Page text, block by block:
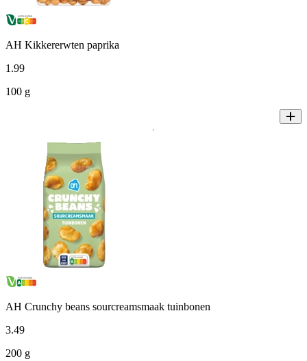
AH Kikkererwten paprika
1 .99
100 g
AH Crunchy beans sourcreamsmaak tuinbonen
3.49
200 g